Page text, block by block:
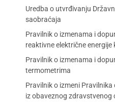
Uredba o utvrđivanju
saobraćaja
Pravilnik o izmenama i
reaktivne električne energije
Pravilnik o izmenama i
termometrima
Pravilnik o izmeni
iz obaveznog